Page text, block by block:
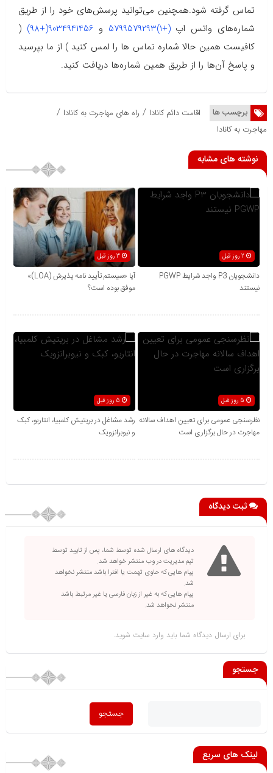
تماس گرفته شود.همچنین می‌توانید پرسش‌های خود را از طریق
شماره‌های واتس اپ(+1)5799579293 و9034941456(+98)
(
کافیست همین حالا شماره تماس ها را لمس کنید ) از ما بپرسید
و پاسخ آن‌ها را از طریق همین شماره‌ها دریافت کنید.
برچسب ها اقامت دائم کانادا / راه های مهاجرت به کانادا /
مهاجرت به کانادا
نوشته های مشابه
2 روز قبل
دانشجویان P3 واجد شرایط PGWP
نیستند
آیا «سیستم تأیید نامه پذیرش (LOA)»
موفق بوده است؟
نظرسنجی عمومی برای تعیین اهداف سالانه
مهاجرت در حال برگزاری است
رشد مشاغل در بریتیش کلمبیا، انتاریو، کبک
و نیوبرانزویک
ثبت دیدگاه
دیدگاه های ارسال شده توسط شما، پس از تایید توسط
تیم مدیریت در وب منتشر خواهد شد.
پیام هایی که حاوی تهمت یا افترا باشد منتشر نخواهد
شد.
پیام هایی که به غیر از زبان فارسی یا غیر مرتبط باشد
منتشر نخواهد شد.
برای ارسال دیدگاه شما باید وارد سایت شوید.
جستجو
لینک های سریع